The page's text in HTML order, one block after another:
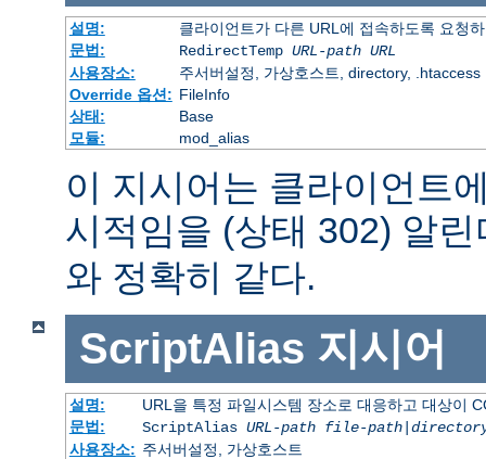
설명:
클라이언트가 다른 URL에 접속하도록 요청
문법:
RedirectTemp URL-path URL
사용장소:
주서버설정, 가상호스트, directory, .htaccess
Override 옵션: FileInfo
상태:
Base
모듈:
mod_alias
이 지시어는 클라이언트
시적임을 (상태 302) 알
와 정확히 같다.
ScriptAlias 지시어
설명:
URL을 특정 파일시스템 장소로 대응하고 대상이
문법:
ScriptAlias URL-path file-path|
사용장소: 주서버설정, 가상호스트